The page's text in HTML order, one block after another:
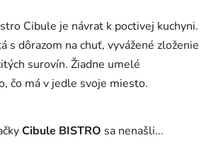
Cibule je návrat k poctivej kuchyni.
s dôrazom na chuť, vyvážené zloženie
surovín. Žiadne umelé
čo má v jedle svoje miesto.
Cibule BISTRO sa nenašli...